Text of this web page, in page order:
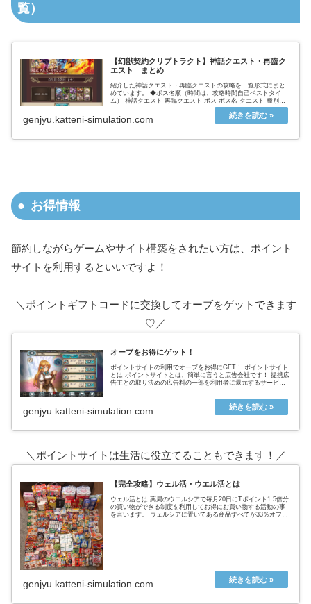
覧）
【幻獣契約クリプトラクト】神話クエスト・再臨ク
エスト まとめ
紹介した神話クエスト・再臨クエストの攻略を一覧形式にまと
めています。 ◆ボス名順（時間は、攻略時間自己ベストタイ
ム） 神話クエスト 再臨クエスト ボス ボス名 クエスト 種別
AUTO 周回 （mm:dd） 手動 周回 （mm:dd） 塵界...
genjyu.katteni-simulation.com
お得情報
節約しながらゲームやサイト構築をされたい方は、ポイント
サイトを利用するといいですよ！
＼ポイントギフトコードに交換してオーブをゲットできます
♡／
オーブをお得にゲット！
ポイントサイトの利用でオーブをお得にGET！ ポイントサイト
とは ポイントサイトとは、簡単に言うと広告会社です！ 提携広
告主との取り決めの広告料の一部を利用者に還元するサービス
genjyu.katteni-simulation.com
＼ポイントサイトは生活に役立てることもできます！／
【完全攻略】ウェル活・ウエル活とは
ウェル活とは 薬局のウエルシアで毎月20日にTポイント1.5倍分
の買い物ができる制度を利用してお得にお買い物する活動の事
を言います。 ウェルシアに置いてある商品すべてが33％オフに
genjyu.katteni-simulation.com